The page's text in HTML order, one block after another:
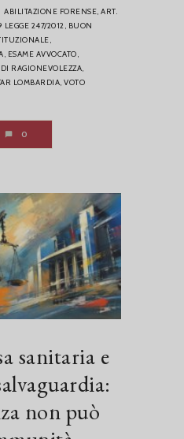
ABILITAZIONE FORENSE, ART.
LEGGE 247/2012, BUON
ESAME AVVOCATO,
RAGIONEVOLEZZA,
LOMBARDIA, VOTO
0
sanitaria e
non può